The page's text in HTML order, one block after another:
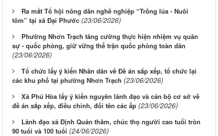
Ra mắt Tổ hội nông dân nghề nghiệp “Trồng lúa - Nuôi
tôm” tại xã Đại Phước (23/06/2026)
Phường Nhơn Trạch tăng cường thực hiện nhiệm vụ quân
sự - quốc phòng, giữ vững thế trận quốc phòng toàn dân
(23/06/2026)
Tổ chức lấy ý kiến Nhân dân về Đề án sắp xếp, tổ chức lại
các khu phố tại phường Nhơn Trạch (23/06/2026)
Xã Phú Hòa lấy ý kiến nguyên lãnh đạo và cán bộ cơ sở về
đề án sắp xếp, điều chỉnh, đổi tên các ấp (23/06/2026)
Lãnh đạo xã Định Quán thăm, chúc thọ người cao tuổi tròn
90 tuổi và 100 tuổi (24/06/2026)